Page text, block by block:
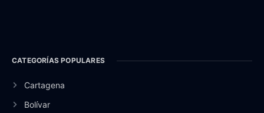
CATEGORÍAS POPULARES
Cartagena
Bolívar